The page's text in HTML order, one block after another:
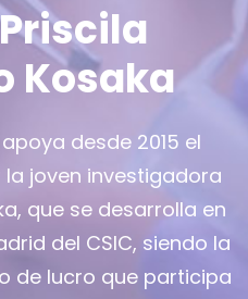
Kosaka
desde 2015 el
joven investigadora
que se desarrolla en
del CSIC, siendo la
de lucro que participa